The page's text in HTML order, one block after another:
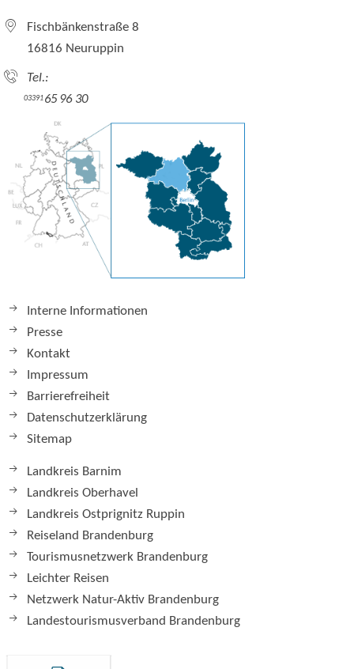
Fischbänkenstraße 8
16816 Neuruppin
Tel.:
0339165 96 30
Interne Informationen
Presse
Kontakt
Impressum
Barrierefreiheit
Datenschutzerklärung
Sitemap
Landkreis Barnim
Landkreis Oberhavel
Landkreis Ostprignitz Ruppin
Reiseland Brandenburg
Tourismusnetzwerk Brandenburg
Leichter Reisen
Netzwerk Natur-Aktiv Brandenburg
Landestourismusverband Brandenburg